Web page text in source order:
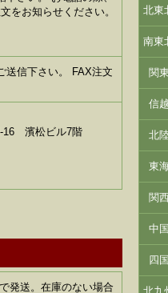
をお知らせください。
送信下さい。 FAX注文
16 濱松ビル7階
発送。在庫のない場合
北東
南東
関東
信越
北
東
関
中国
四国